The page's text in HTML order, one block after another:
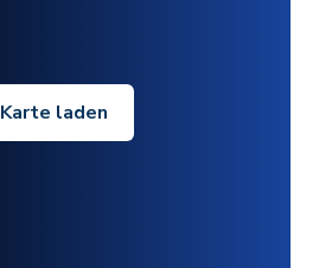
Karte laden